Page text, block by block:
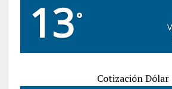
13°
Cotización Dólar